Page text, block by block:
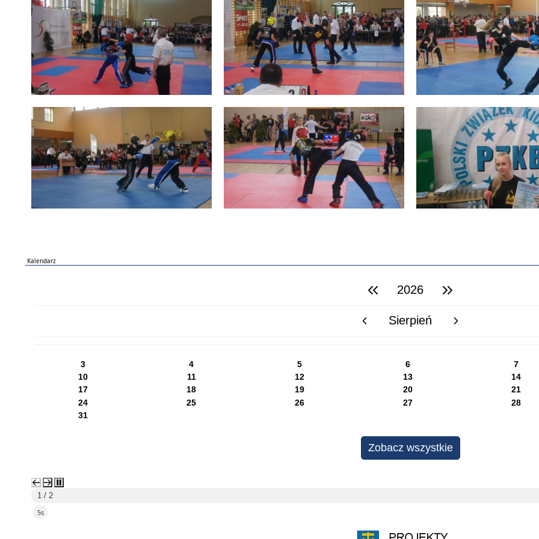
Kalendarz
poprzedni rok2026 następny rok
poprzedni miesiącSierpień następny miesiąc
3 4 5 6
7
10
11 12 13
14
17
18 19 20
21
24
25 26 27
28
31
Zobacz wszystkie
1 / 2
4s